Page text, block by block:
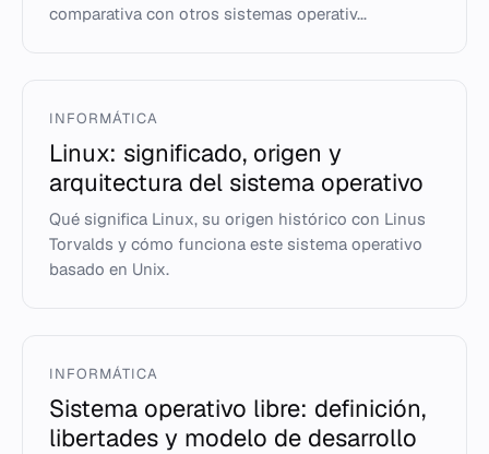
comparativa con otros sistemas operativ...
INFORMÁTICA
Linux: significado, origen y
arquitectura del sistema operativo
Qué significa Linux, su origen histórico con Linus
Torvalds y cómo funciona este sistema operativo
basado en Unix.
INFORMÁTICA
Sistema operativo libre: definición,
libertades y modelo de desarrollo